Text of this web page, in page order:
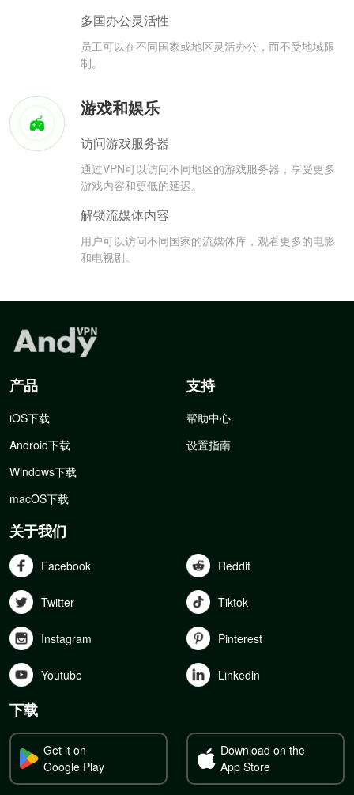
多国办公灵活性
员工可以在不同国家或地区灵活办公，而不受地域限
制。
游戏和娱乐
访问游戏服务器
通过VPN可以访问不同地区的游戏服务器，享受更多
游戏内容和更低的延迟。
解锁流媒体内容
用户可以访问不同国家的流媒体库，观看更多的电影
和电视剧。
产品
iOS下载
Android下载
Windows下载
macOS下载
支持
帮助中心
设置指南
关于我们
Facebook Reddit
Twitter Tiktok
Instagram Pinterest
Youtube Linkedln
下载
Get it on
Google Play
Download on the
App Store